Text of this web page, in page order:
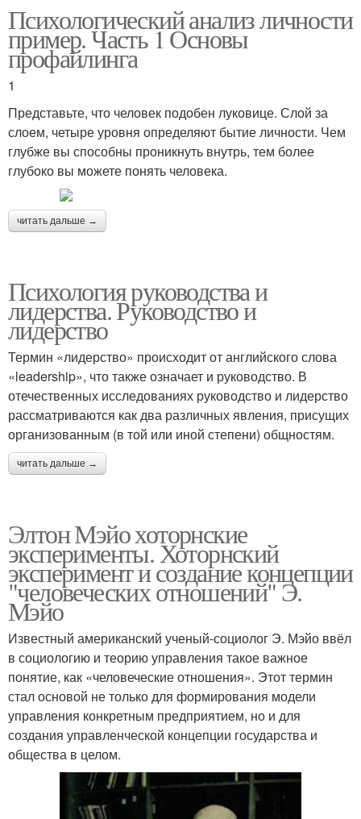
Психологический анализ личности
пример. Часть 1 Основы
профайлинга
1
Представьте, что человек подобен луковице. Слой за
слоем, четыре уровня определяют бытие личности. Чем
глубже вы способны проникнуть внутрь, тем более
глубоко вы можете понять человека.
читать дальше →
Психология руководства и
лидерства. Руководство и
лидерство
Термин «лидерство» происходит от английского слова
«leadership», что также означает и руководство. В
отечественных исследованиях руководство и лидерство
рассматриваются как два различных явления, присущих
организованным (в той или иной степени) общностям.
читать дальше →
Элтон Мэйо хоторнские
эксперименты. Хоторнский
эксперимент и создание концепции
"человеческих отношений" Э.
Мэйо
Известный американский ученый-социолог Э. Мэйо ввёл
в социологию и теорию управления такое важное
понятие, как «человеческие отношения». Этот термин
стал основой не только для формирования модели
управления конкретным предприятием, но и для
создания управленческой концепции государства и
общества в целом.